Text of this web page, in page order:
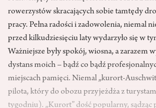
rowerzystów skracających sobie tamtędy
pracy. Pełna radości i zadowolenia, niemal
przed kilkudziesięciu laty wydarzyło się w
Ważniejsze były spokój, wiosna, a zarazem
dystans moich – bądź co bądź
miejscach pamięci. Niemal „kurort-
pilota, który do obozu przyjeżdża z
tygodniu). „Kurort” dość popularny, sądząc